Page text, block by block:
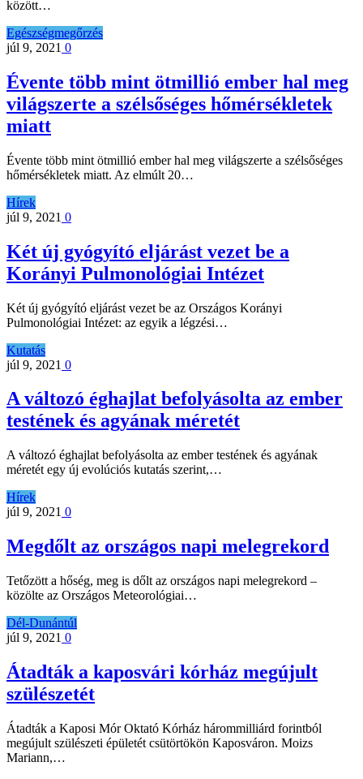
között…
Egészségmegőrzés
júl 9, 2021 0
Évente több mint ötmillió ember hal meg
világszerte a szélsőséges hőmérsékletek
miatt
Évente több mint ötmillió ember hal meg világszerte a szélsőséges
hőmérsékletek miatt. Az elmúlt 20…
Hírek
júl 9, 2021 0
Két új gyógyító eljárást vezet be a
Korányi Pulmonológiai Intézet
Két új gyógyító eljárást vezet be az Országos Korányi
Pulmonológiai Intézet: az egyik a légzési…
Kutatás
júl 9, 2021 0
A változó éghajlat befolyásolta az ember
testének és agyának méretét
A változó éghajlat befolyásolta az ember testének és agyának
méretét egy új evolúciós kutatás szerint,…
Hírek
júl 9, 2021 0
Megdőlt az országos napi melegrekord
Tetőzött a hőség, meg is dőlt az országos napi melegrekord –
közölte az Országos Meteorológiai…
Dél-Dunántúl
júl 9, 2021 0
Átadták a kaposvári kórház megújult
szülészetét
Átadták a Kaposi Mór Oktató Kórház hárommilliárd forintból
megújult szülészeti épületét csütörtökön Kaposváron. Moizs
Mariann,…